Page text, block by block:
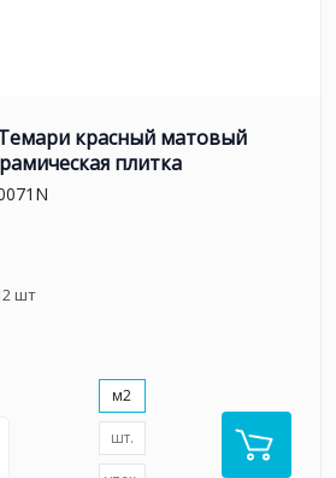
красный матовый
плитка
шт
м2
шт.